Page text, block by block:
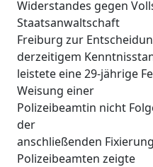
Widerstandes gegen
Staatsanwaltschaft
Freiburg zur
derzeitigem
leistete eine 29-jährige
Weisung einer
Polizeibeamtin nicht
der
anschließenden
Polizeibeamten zeigte